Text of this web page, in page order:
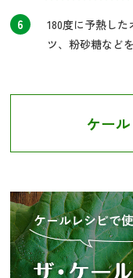
6
180度に予熱し
ツ、粉砂糖など
ケー